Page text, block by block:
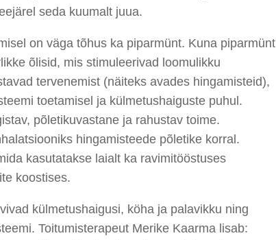
seda kuumalt juua.
on väga tõhus ka piparmünt. Kuna piparmünt
õlisid, mis stimuleerivad loomulikku
tervenemist (näiteks avades hingamisteid),
toetamisel ja külmetushaiguste puhul.
põletikuvastane ja rahustav toime.
hingamisteede põletike korral.
kasutatakse laialt ka ravimitööstuses
koostises.
külmetushaigusi, köha ja palavikku ning
Toitumisterapeut Merike Kaarma lisab: